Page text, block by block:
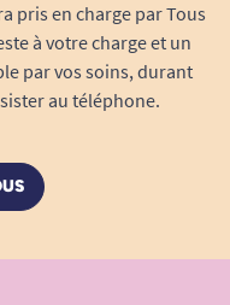
pris en charge par Tous
à votre charge et un
par vos soins, durant
au téléphone.